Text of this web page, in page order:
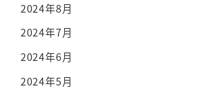
2024年8月
2024年7月
2024年6月
2024年5月